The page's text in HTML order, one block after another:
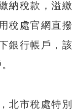
納稅款，溢繳
稅處官網直撥
銀行帳戶，該
北市稅處特別